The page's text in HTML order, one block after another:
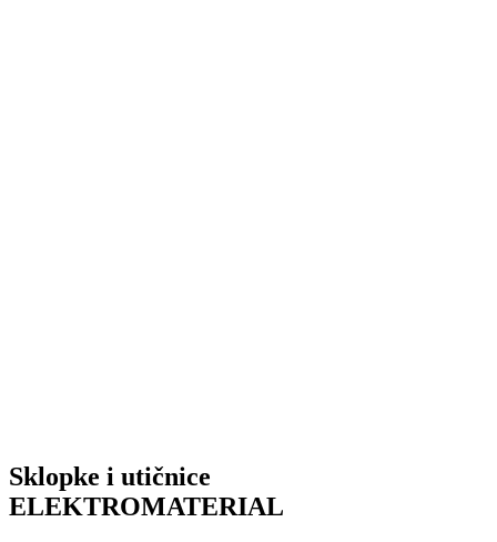
Sklopke i utičnice
ELEKTROMATERIAL